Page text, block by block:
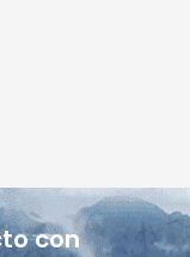
con